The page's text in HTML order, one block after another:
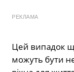
РЕКЛАМА
Цей випадок
можуть бути